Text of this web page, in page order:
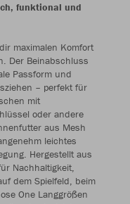
funktional und
maximalen Komfort
Der Beinabschluss
Passform und
– perfekt für
mit
oder andere
aus Mesh
leichtes
Hergestellt aus
Nachhaltigkeit,
dem Spielfeld, beim
One Langgrößen